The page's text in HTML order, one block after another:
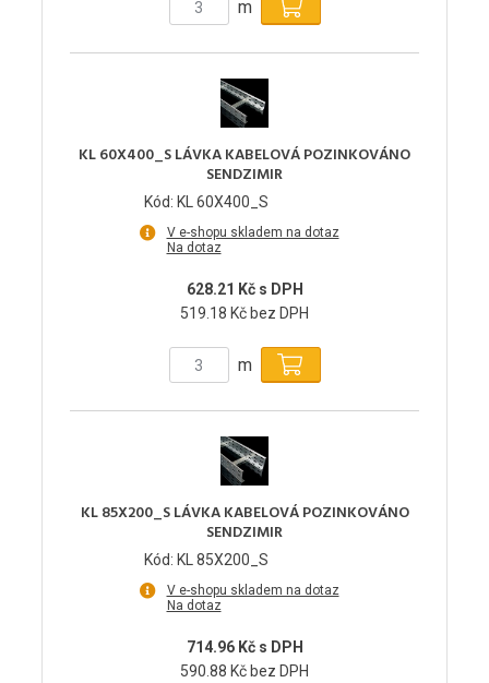
m
KL 60X400_S LÁVKA KABELOVÁ POZINKOVÁNO
SENDZIMIR
Kód: KL 60X400_S
V e-shopu skladem na dotaz
Na dotaz
628.21 Kč s DPH
519.18 Kč bez DPH
m
KL 85X200_S LÁVKA KABELOVÁ POZINKOVÁNO
SENDZIMIR
Kód: KL 85X200_S
V e-shopu skladem na dotaz
Na dotaz
714.96 Kč s DPH
590.88 Kč bez DPH